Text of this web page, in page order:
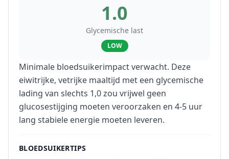
1.0
Glycemische last
LOW
Minimale bloedsuikerimpact verwacht. Deze
eiwitrijke, vetrijke maaltijd met een glycemische
lading van slechts 1,0 zou vrijwel geen
glucosestijging moeten veroorzaken en 4-5 uur
lang stabiele energie moeten leveren.
BLOEDSUIKERTIPS